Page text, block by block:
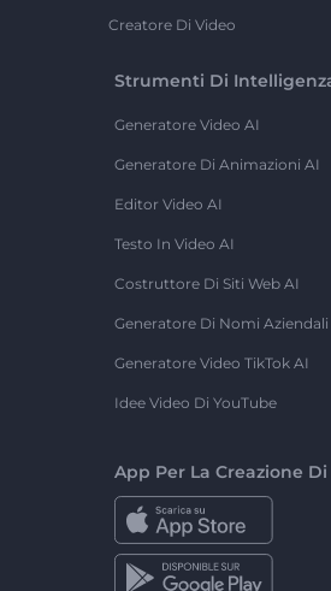
Creatore Di Video
Strumenti Di
Generatore Video AI
Generatore Di Animazioni AI
Editor Video AI
Testo In Video AI
Costruttore Di Siti Web AI
Generatore Di Nomi Aziendali
Generatore Video TikTok AI
Idee Video Di YouTube
App Per La Creazione